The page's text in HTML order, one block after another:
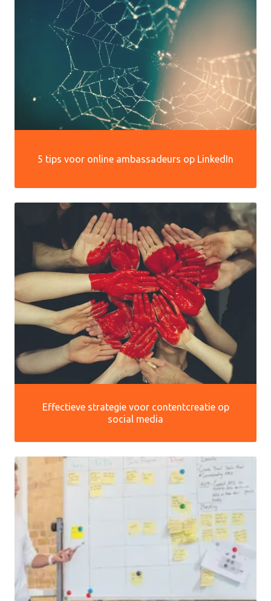
5 tips voor online ambassadeurs op LinkedIn
Effectieve strategie voor contentcreatie op
social media